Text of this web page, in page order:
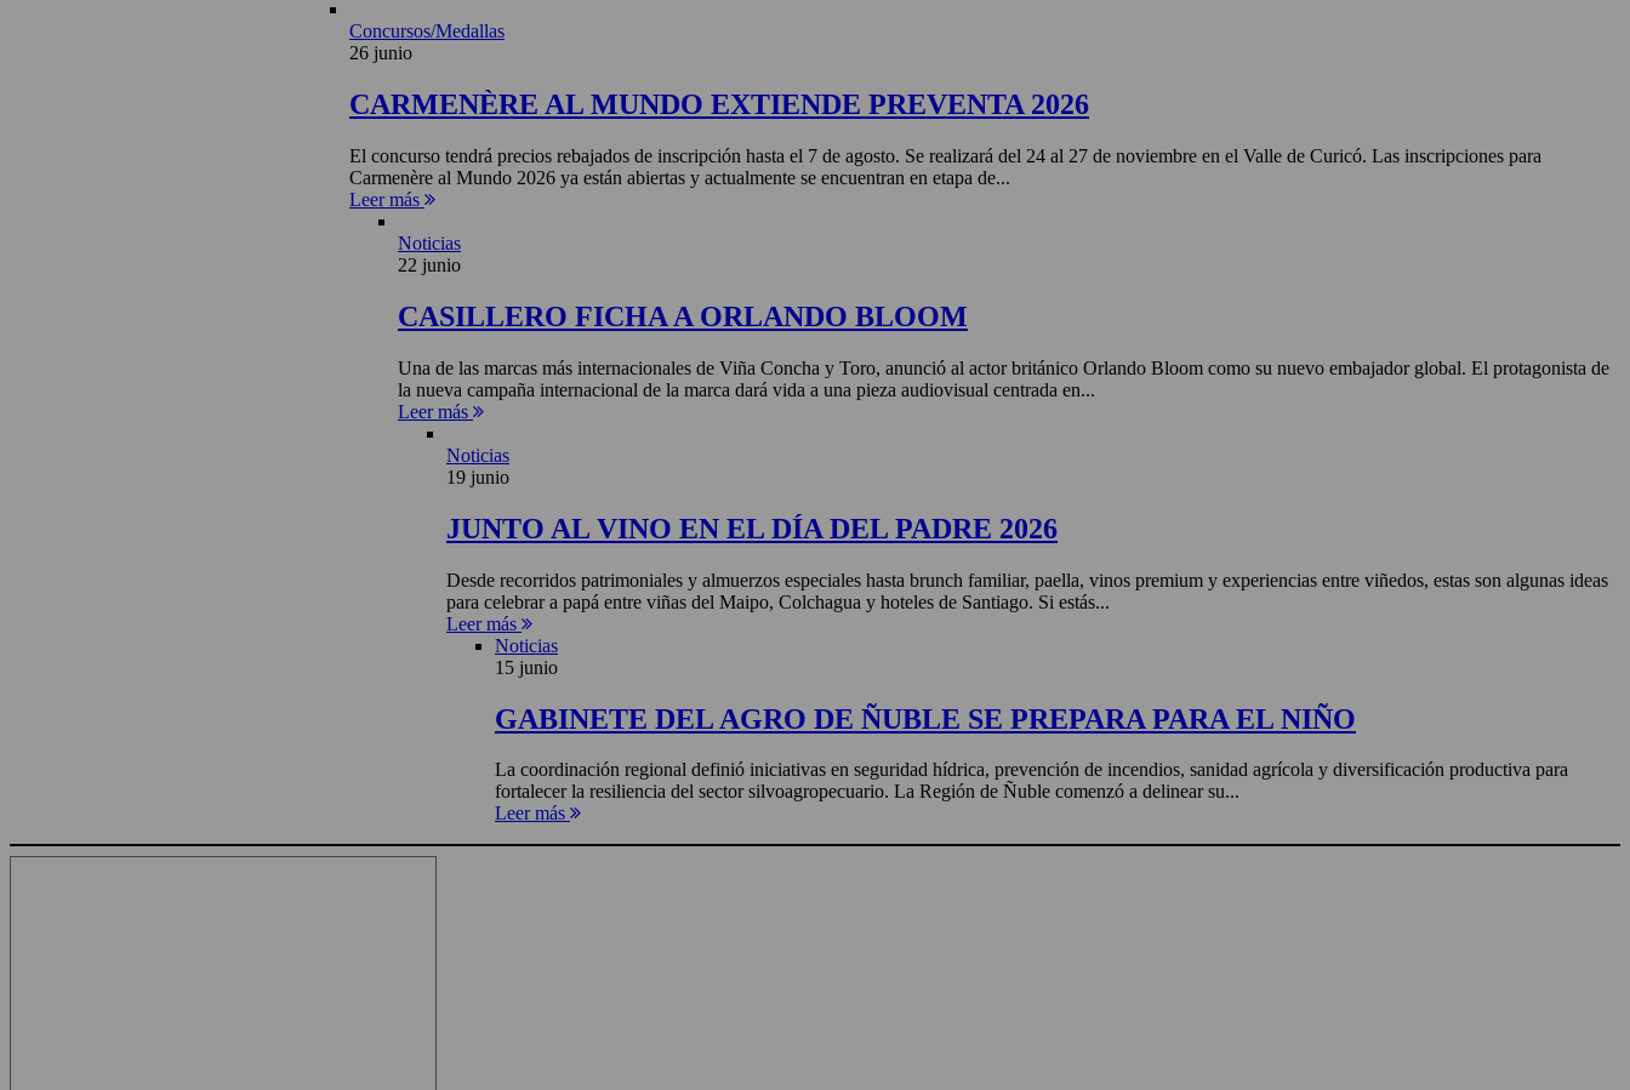
Concursos/Medallas
26 junio
CARMENÈRE AL MUNDO EXTIENDE PREVENTA 2026
El concurso tendrá precios rebajados de inscripción hasta el 7 de agosto. Se realizará del 24 al 27 de noviembre en el Valle de Curicó. Las inscripciones para
Carmenère al Mundo 2026 ya están abiertas y actualmente se encuentran en etapa de...
Leer más
Noticias
22 junio
CASILLERO FICHA A ORLANDO BLOOM
Una de las marcas más internacionales de Viña Concha y Toro, anunció al actor británico Orlando Bloom como su nuevo embajador global. El protagonista de
la nueva campaña internacional de la marca dará vida a una pieza audiovisual centrada en...
Leer más
Noticias
19 junio
JUNTO AL VINO EN EL DÍA DEL PADRE 2026
Desde recorridos patrimoniales y almuerzos especiales hasta brunch familiar, paella, vinos premium y experiencias entre viñedos, estas son algunas ideas
para celebrar a papá entre viñas del Maipo, Colchagua y hoteles de Santiago. Si estás...
Leer más
Noticias
15 junio
GABINETE DEL AGRO DE ÑUBLE SE PREPARA PARA EL NIÑO
La coordinación regional definió iniciativas en seguridad hídrica, prevención de incendios, sanidad agrícola y diversificación productiva para
fortalecer la resiliencia del sector silvoagropecuario. La Región de Ñuble comenzó a delinear su...
Leer más